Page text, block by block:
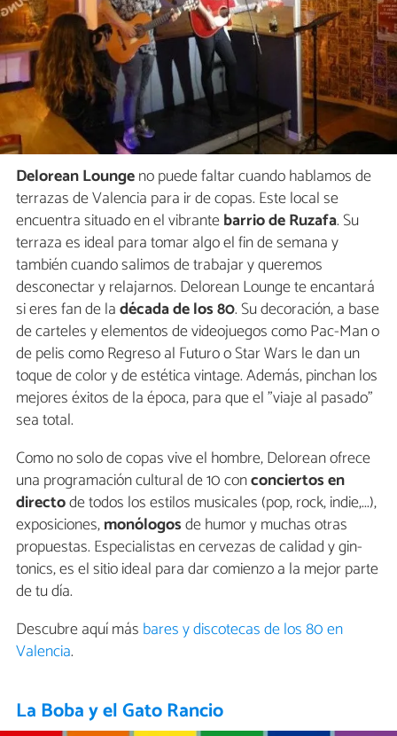
Delorean Loungeno puede faltar cuando hablamos de
terrazas de Valencia para ir de copas. Este local se
encuentra situado en el vibrantebarrio de Ruzafa. Su
terraza es ideal para tomar algo el fin de semana y
también cuando salimos de trabajar y queremos
desconectar y relajarnos. Delorean Lounge te encantará
si eres fan de ladécada de los 80. Su decoración, a base
de carteles y elementos de videojuegos como Pac-Man o
de pelis como Regreso al Futuro o Star Wars le dan un
toque de color y de estética vintage. Además, pinchan los
mejores éxitos de la época, para que el "viaje al pasado"
sea total.
Como no solo de copas vive el hombre, Delorean ofrece
una programación cultural de 10 conconciertos en
directode todos los estilos musicales (pop, rock, indie,...),
exposiciones,monólogosde humor y muchas otras
propuestas. Especialistas en cervezas de calidad y gin-
tonics, es el sitio ideal para dar comienzo a la mejor parte
de tu día.
Descubre aquí más bares y discotecas de los 80 en
Valencia.
La Boba y el Gato Rancio